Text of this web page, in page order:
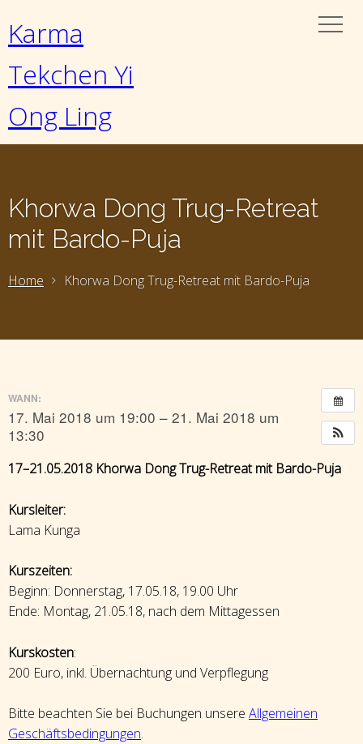
Karma
Tekchen Yi
Ong Ling
Khorwa Dong Trug-Retreat
mit Bardo-Puja
Home Khorwa Dong Trug-Retreat mit Bardo-Puja
WANN:
17. Mai 2018 um 19:00 – 21. Mai 2018 um
13:30
17–21.05.2018 Khorwa Dong Trug-Retreat mit Bardo-Puja
Kursleiter:
Lama Kunga
Kurszeiten:
Beginn: Donnerstag, 17.05.18, 19.00 Uhr
Ende: Montag, 21.05.18, nach dem Mittagessen
Kurskosten:
200 Euro, inkl. Übernachtung und Verpflegung
Bitte beachten Sie bei Buchungen unsere Allgemeinen
Geschäftsbedingungen.